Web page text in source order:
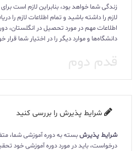
زندگی شما خواهد بود، بنابراین لازم است
لازم را داشته باشید و تمام اطلاعات لازم را
اطلاعات مهم در مورد تحصیل در انگلستان،
دانشگاه‌ها و موارد دیگر را در اختیار شما قرار
قدم دوم
شرایط پذیرش را بررسی کنید
شرایط پذیرشبسته به دوره آموزشی شما،
درخواست، باید در مورد دوره آموزشی‌ خود